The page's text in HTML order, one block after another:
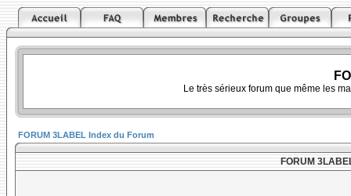
Le très sérieux forum que même les
FORUM 3LABEL Index du Forum
FORUM